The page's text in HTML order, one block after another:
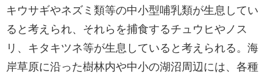
キウサギやネズミ類等の中小型哺乳類が生息してい
ると考えられ、それらを捕食するチュウヒやノス
リ、キタキツネ等が生息していると考えられる。海
岸草原に沿った樹林内や中小の湖沼周辺には、各種